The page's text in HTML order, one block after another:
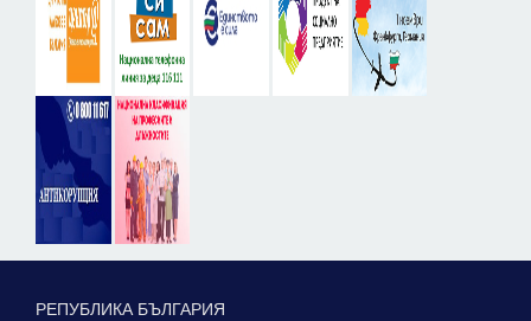
РЕПУБЛИКА БЪЛГАРИЯ